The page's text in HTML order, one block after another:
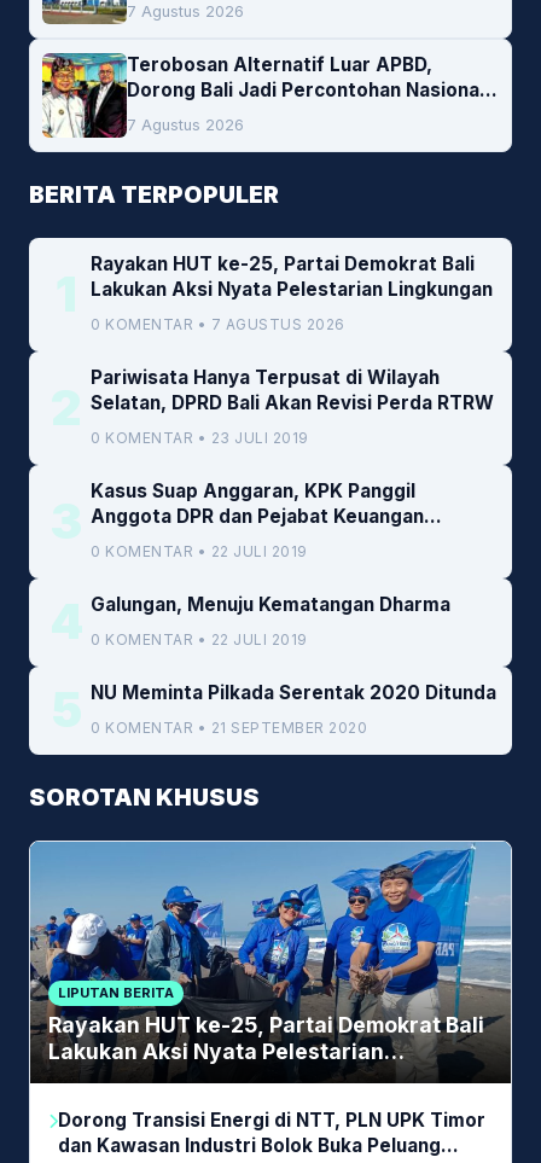
Cofiring PLTU Bolok
7 Agustus 2026
Terobosan Alternatif Luar APBD,
Dorong Bali Jadi Percontohan Nasional
Pembiayaan Daerah
7 Agustus 2026
BERITA TERPOPULER
1
Rayakan HUT ke-25, Partai Demokrat Bali
Lakukan Aksi Nyata Pelestarian Lingkungan
0 KOMENTAR • 7 AGUSTUS 2026
2
Pariwisata Hanya Terpusat di Wilayah
Selatan, DPRD Bali Akan Revisi Perda RTRW
0 KOMENTAR • 23 JULI 2019
3
Kasus Suap Anggaran, KPK Panggil
Anggota DPR dan Pejabat Keuangan
Kemenkeu
0 KOMENTAR • 22 JULI 2019
4 Galungan, Menuju Kematangan Dharma
0 KOMENTAR • 22 JULI 2019
5 NU Meminta Pilkada Serentak 2020 Ditunda
0 KOMENTAR • 21 SEPTEMBER 2020
SOROTAN KHUSUS
LIPUTAN BERITA
Rayakan HUT ke-25, Partai Demokrat Bali
Lakukan Aksi Nyata Pelestarian
Lingkungan
Dorong Transisi Energi di NTT, PLN UPK Timor
dan Kawasan Industri Bolok Buka Peluang